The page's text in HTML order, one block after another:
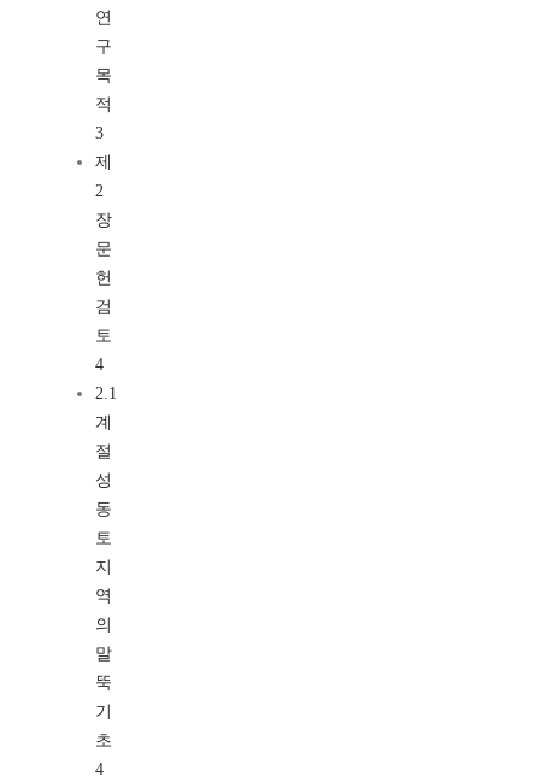
연
구
목
적
3
제
2
장
문
헌
검
토
4
2.1
계
절
성
동
토
지
역
의
말
뚝
기
초
4